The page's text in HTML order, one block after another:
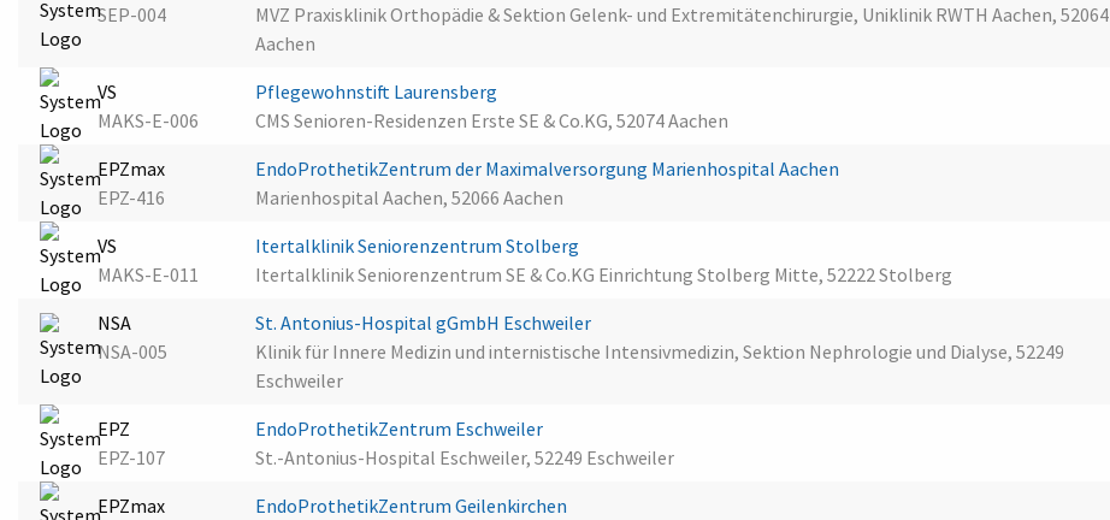
SEP-004
MVZ Praxisklinik Orthopädie & Sektion Gelenk- und Extremitätenchirurgie, Uniklinik RWTH Aachen, 52064
Aachen
VS
MAKS-E-006
Pflegewohnstift Laurensberg
CMS Senioren-Residenzen Erste SE & Co.KG, 52074 Aachen
EPZmax
EPZ-416
EndoProthetikZentrum der Maximalversorgung Marienhospital Aachen
Marienhospital Aachen, 52066 Aachen
VS
MAKS-E-011
Itertalklinik Seniorenzentrum Stolberg
Itertalklinik Seniorenzentrum SE & Co.KG Einrichtung Stolberg Mitte, 52222 Stolberg
NSA
NSA-005
St. Antonius-Hospital gGmbH Eschweiler
Klinik für Innere Medizin und internistische Intensivmedizin, Sektion Nephrologie und Dialyse, 52249
Eschweiler
EPZ
EPZ-107
EndoProthetikZentrum Eschweiler
St.-Antonius-Hospital Eschweiler, 52249 Eschweiler
EPZmax
EndoProthetikZentrum Geilenkirchen